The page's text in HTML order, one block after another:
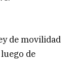
de movilidad
de